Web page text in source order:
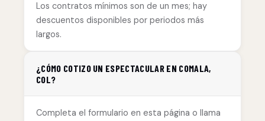
Los contratos mínimos son de un mes; hay
descuentos disponibles por periodos más
largos.
¿CÓMO COTIZO UN ESPECTACULAR EN COMALA,
COL?
Completa el formulario en esta página o llama